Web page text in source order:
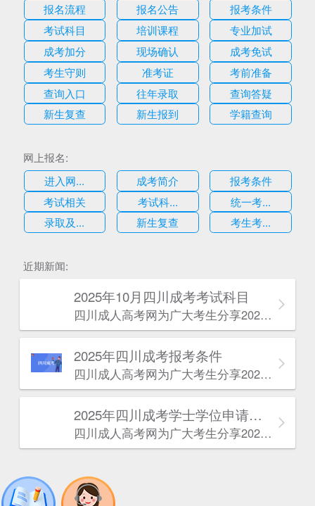
报名流程
报名公告
报考条件
考试科目
培训课程
专业加试
成考加分
现场确认
成考免试
考生守则
准考证
考前准备
查询入口
往年录取
查询答疑
新生复查
新生报到 学籍查询
网上报名:
进入网...
成考简介
报考条件
考试相关
考试科...
统一考...
录取及...
新生复查 考生考...
近期新闻:
2025年10月四川成考考试科目
四川成人高考网​为广大考生分享2025年10月四川成考考试科目。为广大在职人员和社会人士提供学历提升的机会。更多四川成考考试信息，欢迎在线访问四川成人高考网。
2025年‌‌‌‌四川成考报考条件
四川成人高考网​为广大考生分享2025年‌‌‌‌四川成考报考条件。为广大在职人员和社会人士提供学历提升的机会。更多四川成考考试信息，欢迎在线访问四川成人高考网。
2025年‌‌‌‌四川成考学士学位申请条件
四川成人高考网​为广大考生分享2025年‌‌‌‌四川成考学士学位申请条件。为广大在职人员和社会人士提供学历提升的机会。更多四川成考考试信息，欢迎在线访问四川成人高考网。